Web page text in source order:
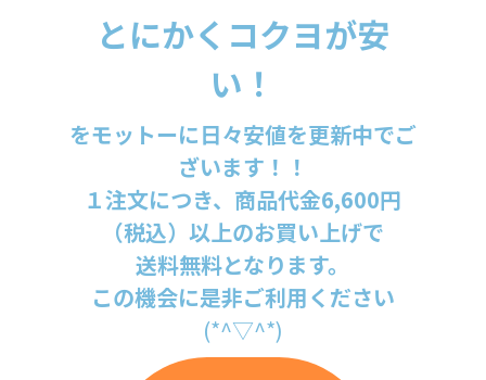
とにかくコクヨが安
い！
をモットーに日々安値を更新中でご
ざいます！！
１注文につき、商品代金6,600円
（税込）以上のお買い上げで
送料無料となります。
この機会に是非ご利用ください
(*^▽^*)